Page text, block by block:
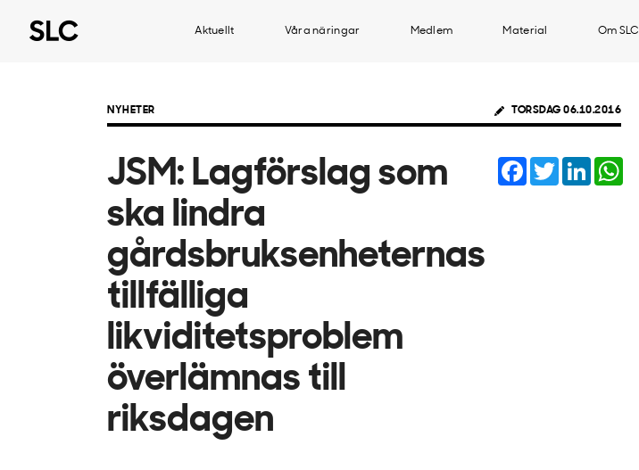
Aktuellt Våra näringar Medlem Material Om SLC
NYHETER TORSDAG 06.10.2016
JSM: Lagförslag som
ska lindra
gårdsbruksenheternas
tillfälliga
likviditetsproblem
överlämnas till
riksdagen
Facebook
TwitterLinkedIn